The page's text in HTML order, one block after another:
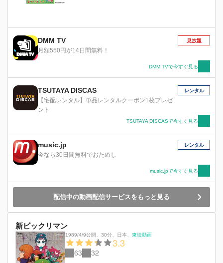
DMM TV
月額550円が14日間無料！
見放題
DMM TVで今すぐ見る
TSUTAYA DISCAS
【宅配レンタル】単品レンタルクーポン1枚プレゼ
ント
レンタル
TSUTAYA DISCASで今すぐ見る
music.jp
今なら30日間無料でおためし
レンタル
music.jpで今すぐ見る
配信中の動画配信サービスをもっと見る
新ビックリマン
1989/4/9公開 30分 日本 東映動画
3.3
63 32